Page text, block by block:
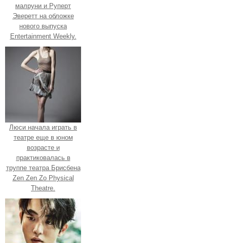
малруни и Руперт
Эверетт на обложке
нового выпуска
Entertainment Weekly.
Люси начала играть в
театре еще в юном
возрасте и
практиковалась в
труппе театра Брисбена
Zen Zen Zo Physical
Theatre.